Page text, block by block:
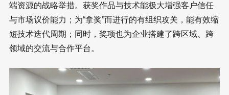
端资源的战略举措。获奖作品与技术能极大增强客户信任
与市场议价能力；为“拿奖”而进行的有组织攻关，能有效缩
短技术迭代周期；同时，奖项也为企业搭建了跨区域、跨
领域的交流与合作平台。